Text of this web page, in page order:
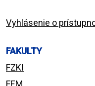
Vyhlásenie o
FAKULTY
FZKI
FEM